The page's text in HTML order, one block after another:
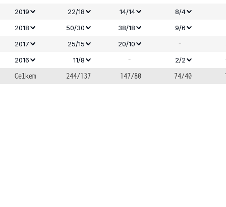
2019
22/18 14/14
8/4
2018
50/30 38/18 9/6
2017
25/15 20/10 -
2016
11/8 - 2/2
Celkem 244/137 147/80 74/40